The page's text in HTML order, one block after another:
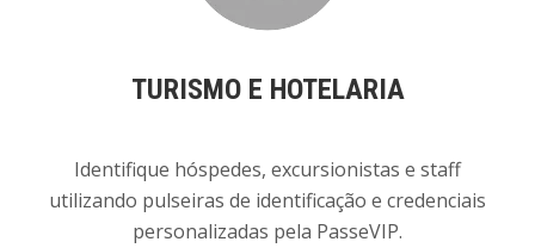
TURISMO E HOTELARIA
Identifique hóspedes, excursionistas e staff
utilizando pulseiras de identificação e credenciais
personalizadas pela PasseVIP.